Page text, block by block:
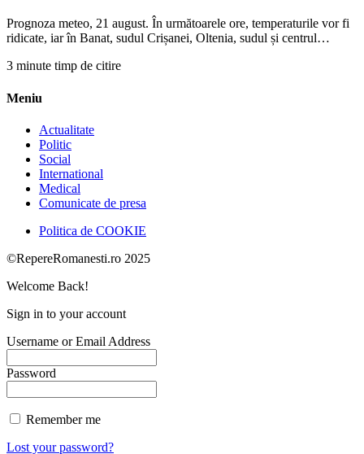
Prognoza meteo, 21 august. În următoarele ore, temperaturile vor fi
ridicate, iar în Banat, sudul Crișanei, Oltenia, sudul și centrul…
3 minute timp de citire
Meniu
Actualitate
Politic
Social
International
Medical
Comunicate de presa
Politica de COOKIE
©RepereRomanesti.ro 2025
Welcome Back!
Sign in to your account
Username or Email Address
Password
Remember me
Lost your password?